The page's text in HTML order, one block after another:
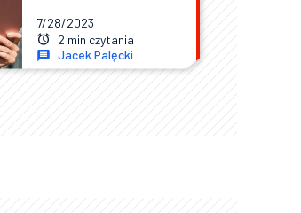
Jacek Palęcki
7/28/2023
2 min czytania